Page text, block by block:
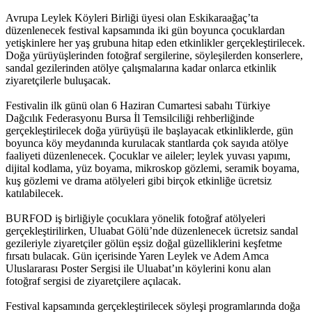
Avrupa Leylek Köyleri Birliği üyesi olan Eskikaraağaç’ta
düzenlenecek festival kapsamında iki gün boyunca çocuklardan
yetişkinlere her yaş grubuna hitap eden etkinlikler gerçekleştirilecek.
Doğa yürüyüşlerinden fotoğraf sergilerine, söyleşilerden konserlere,
sandal gezilerinden atölye çalışmalarına kadar onlarca etkinlik
ziyaretçilerle buluşacak.
Festivalin ilk günü olan 6 Haziran Cumartesi sabahı Türkiye
Dağcılık Federasyonu Bursa İl Temsilciliği rehberliğinde
gerçekleştirilecek doğa yürüyüşü ile başlayacak etkinliklerde, gün
boyunca köy meydanında kurulacak stantlarda çok sayıda atölye
faaliyeti düzenlenecek. Çocuklar ve aileler; leylek yuvası yapımı,
dijital kodlama, yüz boyama, mikroskop gözlemi, seramik boyama,
kuş gözlemi ve drama atölyeleri gibi birçok etkinliğe ücretsiz
katılabilecek.
BURFOD iş birliğiyle çocuklara yönelik fotoğraf atölyeleri
gerçekleştirilirken, Uluabat Gölü’nde düzenlenecek ücretsiz sandal
gezileriyle ziyaretçiler gölün eşsiz doğal güzelliklerini keşfetme
fırsatı bulacak. Gün içerisinde Yaren Leylek ve Adem Amca
Uluslararası Poster Sergisi ile Uluabat’ın köylerini konu alan
fotoğraf sergisi de ziyaretçilere açılacak.
Festival kapsamında gerçekleştirilecek söyleşi programlarında doğa